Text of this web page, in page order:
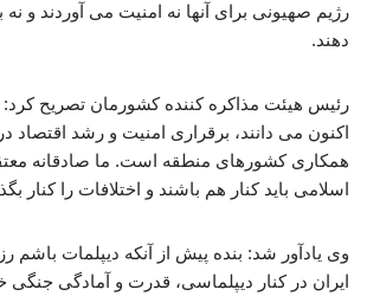
رژیم صهیونی برای آنها نه امنیت می آوردند و
دهند.
رئیس هیئت مذاکره کننده کشورمان تصریح
اکنون می دانند، برقراری امنیت و رشد اقتصاد
همکاری کشورهای منطقه است. ما صادقانه
اسلامی باید کنار هم باشند و اختلافات را کنار
وی یادآور شد: بنده پیش از آنکه دیپلمات باشم
ایران در کنار دیپلماسی، قدرت و آمادگی جنگی